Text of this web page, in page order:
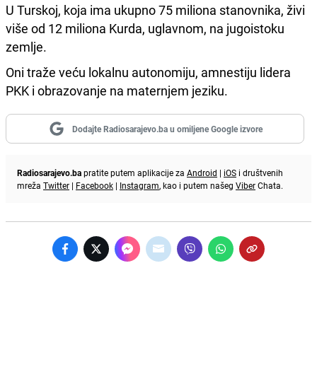
U Turskoj, koja ima ukupno 75 miliona stanovnika, živi
više od 12 miliona Kurda, uglavnom, na jugoistoku
zemlje.
Oni traže veću lokalnu autonomiju, amnestiju lidera
PKK i obrazovanje na maternjem jeziku.
Dodajte Radiosarajevo.ba u omiljene Google izvore
Radiosarajevo.bapratite putem aplikacije za Android | iOS i društvenih
mreža Twitter | Facebook | Instagram, kao i putem našeg ViberChata.